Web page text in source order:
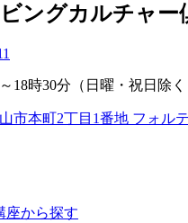
ングカルチャー
18時30分（日曜・祝日除く
市本町2丁目1番地 フォル
座から探す